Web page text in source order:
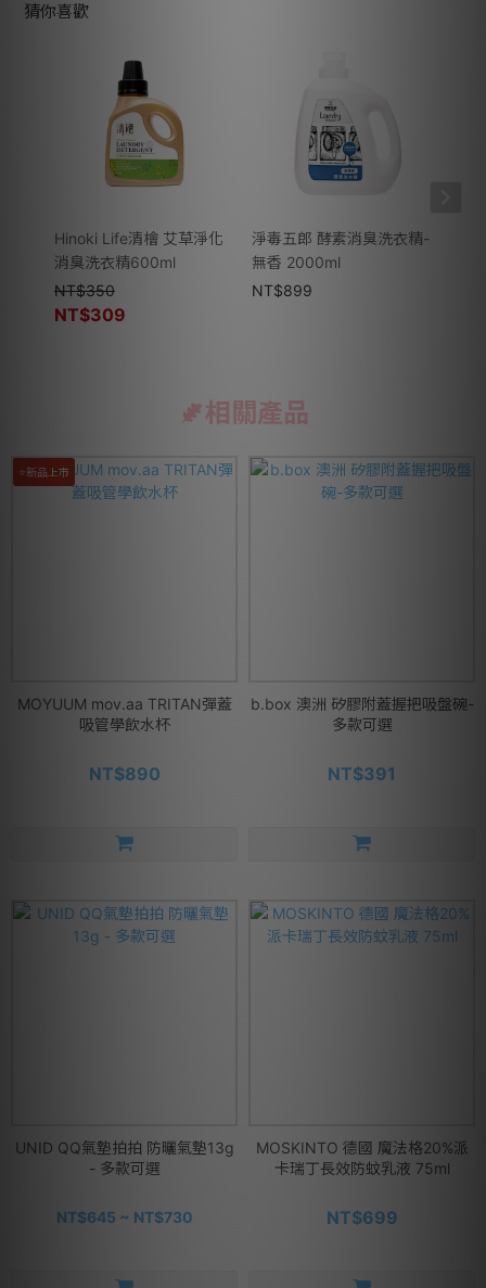
猜你喜歡
Hinoki Life清檜 艾草淨化
消臭洗衣精600ml
NT$350
NT$309
淨毒五郎 酵素消臭洗衣精-
無香 2000ml
NT$899
相關產品
⭐新品上市
MOYUUM mov.aa TRITAN彈蓋
吸管學飲水杯
NT$890
b.box 澳洲 矽膠附蓋握把吸盤碗-
多款可選
NT$391
UNID QQ氣墊拍拍 防曬氣墊13g
- 多款可選
NT$645 ~ NT$730
MOSKINTO 德國 魔法格20%派
卡瑞丁長效防蚊乳液 75ml
NT$699